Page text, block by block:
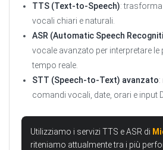
TTS (Text-to-Speech):
vocali chiari e naturali.
ASR (Automatic Speech
vocale avanzato per interpretare le
tempo reale.
STT (Speech-to-Text) avanzato
comandi vocali, date, orari e input
Utilizziamo i servizi TTS e ASR di
riteniamo attualmente tra i più